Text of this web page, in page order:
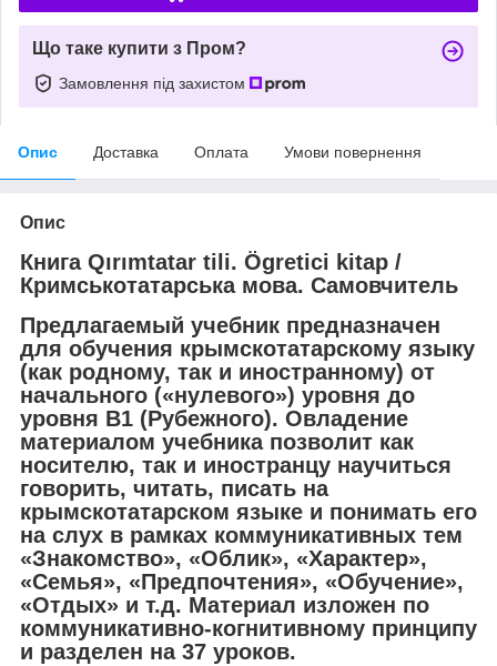
Що таке купити з Пром?
Замовлення під захистом
Опис Доставка Оплата Умови повернення
Опис
Книга Qırımtatar tili. Ögretici kitap /
Кримськотатарська мова. Самовчитель
Предлагаемый учебник предназначен
для обучения крымскотатарскому языку
(как родному, так и иностранному) от
начального («нулевого») уровня до
уровня В1 (Рубежного). Овладение
материалом учебника позволит как
носителю, так и иностранцу научиться
говорить, читать, писать на
крымскотатарском языке и понимать его
на слух в рамках коммуникативных тем
«Знакомство», «Облик», «Характер»,
«Семья», «Предпочтения», «Обучение»,
«Отдых» и т.д. Материал изложен по
коммуникативно-когнитивному принципу
и разделен на 37 уроков.